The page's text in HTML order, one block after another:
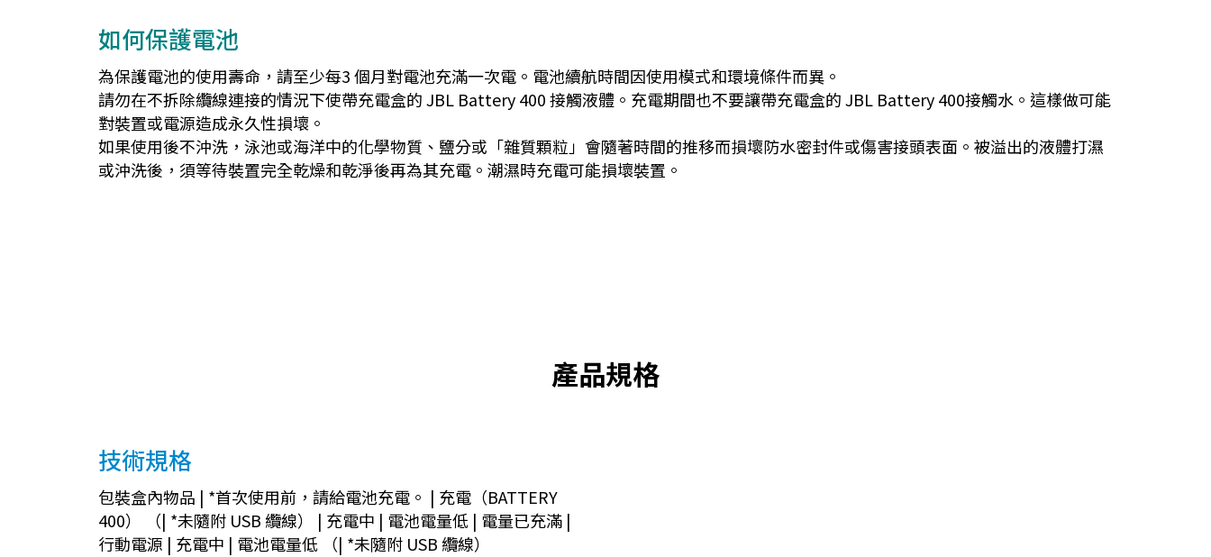
如何保護電池
為保護電池的使用壽命，請至少每3 個月對電池充滿一次電。電池續航時間因使用模式和環境條件而異。
請勿在不拆除纜線連接的情況下使帶充電盒的 JBL Battery 400 接觸液體。充電期間也不要讓帶充電盒的 JBL Battery 400接觸水。這樣做可能
對裝置或電源造成永久性損壞。
如果使用後不沖洗，泳池或海洋中的化學物質、鹽分或「雜質顆粒」會隨著時間的推移而損壞防水密封件或傷害接頭表面。被溢出的液體打濕
或沖洗後，須等待裝置完全乾燥和乾淨後再為其充電。潮濕時充電可能損壞裝置。
產品規格
技術規格
包裝盒內物品 | *首次使用前，請給電池充電。 | 充電（BATTERY
400） （| *未隨附 USB 纜線） | 充電中 | 電池電量低 | 電量已充滿 |
行動電源 | 充電中 | 電池電量低 （| *未隨附 USB 纜線）